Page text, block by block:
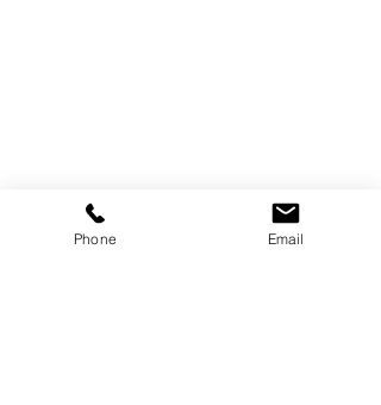
Phone Email